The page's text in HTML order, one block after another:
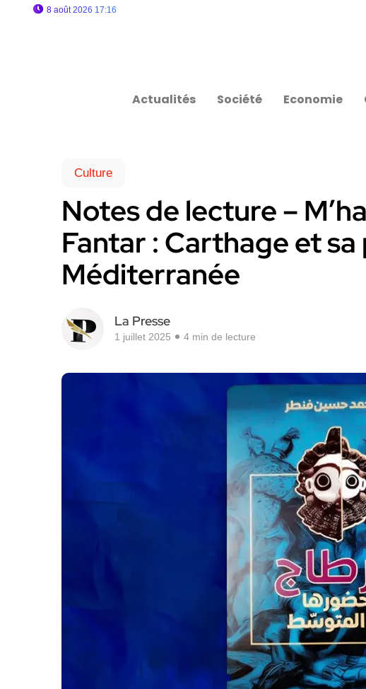
8 août 2026 17:16
Actualités Société Economie
Culture
Notes de lecture –
Fantar : Carthage et sa
Méditerranée
La Presse
1 juillet 2025 4 min de lecture